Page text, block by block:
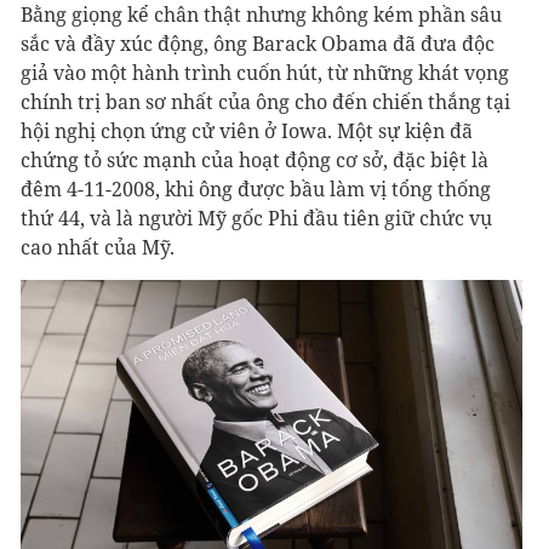
Bằng giọng kể chân thật nhưng không kém phần sâu
sắc và đầy xúc động, ông Barack Obama đã đưa độc
giả vào một hành trình cuốn hút, từ những khát vọng
chính trị ban sơ nhất của ông cho đến chiến thắng tại
hội nghị chọn ứng cử viên ở Iowa. Một sự kiện đã
chứng tỏ sức mạnh của hoạt động cơ sở, đặc biệt là
đêm 4-11-2008, khi ông được bầu làm vị tổng thống
thứ 44, và là người Mỹ gốc Phi đầu tiên giữ chức vụ
cao nhất của Mỹ.